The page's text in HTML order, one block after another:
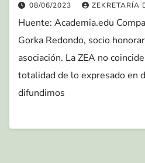
08/06/2023 ZEKRETARÍA
Huente: Academia.edu
Gorka Redondo, socio
asociación. La ZEA no
totalidad de lo expresado en
difundimos